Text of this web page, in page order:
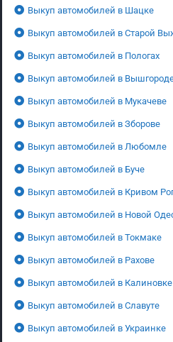
Выкуп автомобилей в Шацке
Выкуп автомобилей в Старой
Выкуп автомобилей в Пологах
Выкуп автомобилей в
Выкуп автомобилей в Мукачеве
Выкуп автомобилей в Зборове
Выкуп автомобилей в Любомле
Выкуп автомобилей в Буче
Выкуп автомобилей в Кривом
Выкуп автомобилей в Новой
Выкуп автомобилей в Токмаке
Выкуп автомобилей в Рахове
Выкуп автомобилей в Калиновке
Выкуп автомобилей в Славуте
Выкуп автомобилей в Украинке